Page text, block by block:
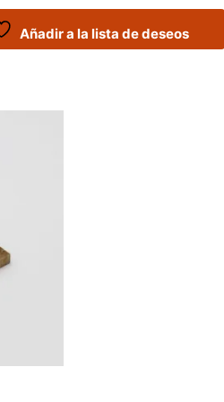
Añadir a la lista de deseos